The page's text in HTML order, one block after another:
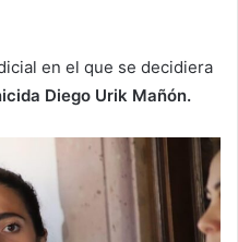
en el que se decidiera
Diego Urik Mañón.